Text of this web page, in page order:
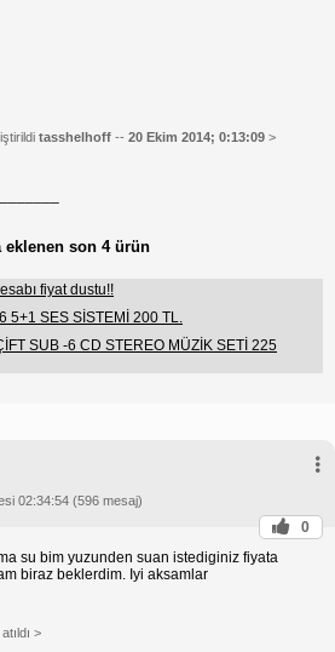
tasshelhoff -- 20 Ekim 2014; 0:13:09 >
eklenen son 4 ürün
fiyat dustu!!
5+1 SES SİSTEMİ 200 TL.
SUB -6 CD STEREO MÜZİK SETİ 225
02:34:54 (596 mesaj)
0
su bim yuzunden suan istediginiz fiyata
biraz beklerdim. Iyi aksamlar
>